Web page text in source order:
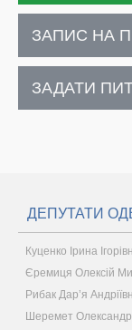
ЗАПИС НА
ЗАДАТИ
ДЕПУТАТИ
Куценко Ірина
Єремиця Олексій
Рибак Дар’я
Шеремет Олександр